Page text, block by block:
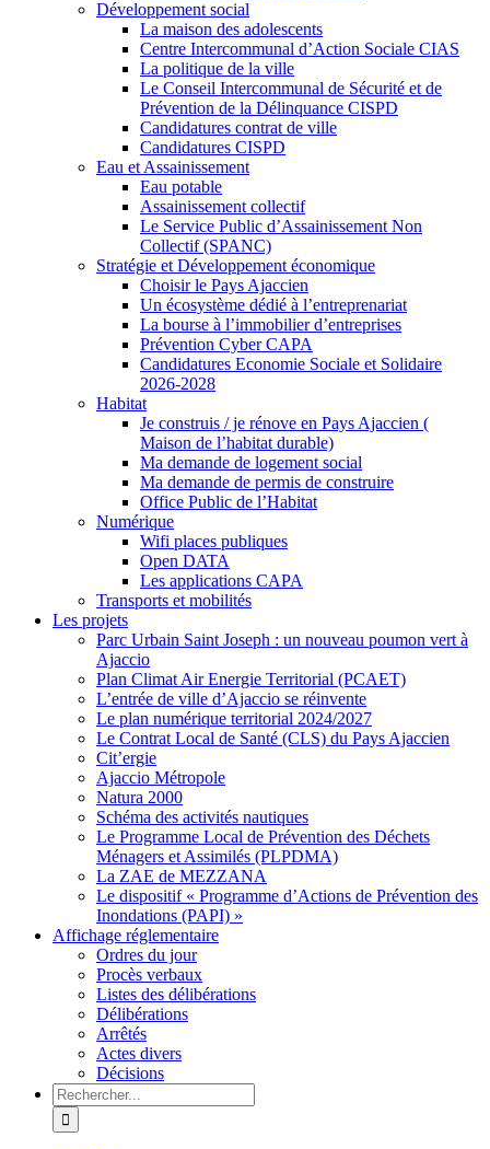
Développement social
La maison des adolescents
Centre Intercommunal d’Action Sociale CIAS
La politique de la ville
Le Conseil Intercommunal de Sécurité et de
Prévention de la Délinquance CISPD
Candidatures contrat de ville
Candidatures CISPD
Eau et Assainissement
Eau potable
Assainissement collectif
Le Service Public d’Assainissement Non
Collectif (SPANC)
Stratégie et Développement économique
Choisir le Pays Ajaccien
Un écosystème dédié à l’entreprenariat
La bourse à l’immobilier d’entreprises
Prévention Cyber CAPA
Candidatures Economie Sociale et Solidaire
2026-2028
Habitat
Je construis / je rénove en Pays Ajaccien (
Maison de l’habitat durable)
Ma demande de logement social
Ma demande de permis de construire
Office Public de l’Habitat
Numérique
Wifi places publiques
Open DATA
Les applications CAPA
Transports et mobilités
Les projets
Parc Urbain Saint Joseph : un nouveau poumon vert à
Ajaccio
Plan Climat Air Energie Territorial (PCAET)
L’entrée de ville d’Ajaccio se réinvente
Le plan numérique territorial 2024/2027
Le Contrat Local de Santé (CLS) du Pays Ajaccien
Cit’ergie
Ajaccio Métropole
Natura 2000
Schéma des activités nautiques
Le Programme Local de Prévention des Déchets
Ménagers et Assimilés (PLPDMA)
La ZAE de MEZZANA
Le dispositif « Programme d’Actions de Prévention des
Inondations (PAPI) »
Affichage réglementaire
Ordres du jour
Procès verbaux
Listes des délibérations
Délibérations
Arrêtés
Actes divers
Décisions
Rechercher